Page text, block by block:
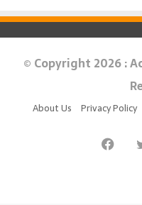
© Copyright 2026 :
About Us Privacy Policy